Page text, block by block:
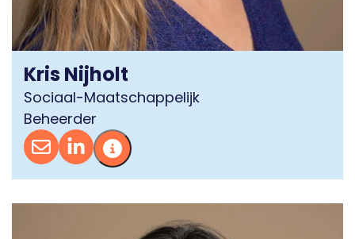
Kris Nijholt
Sociaal-Maatschappelijk
Beheerder